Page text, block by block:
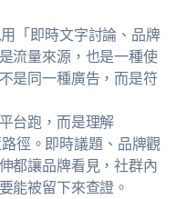
「即時文字討論、品牌
流量來源，也是一種使
是同一種廣告，而是符
台跑，而是理解
徑。即時議題、品牌觀
都讓品牌看見，社群內
能被留下來查證。